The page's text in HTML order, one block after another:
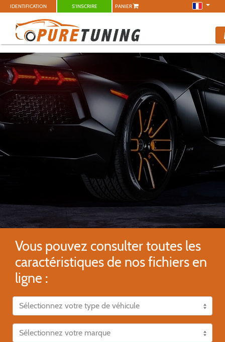
IDENTIFICATION S'INSCRIRE PANIER
Vous pouvez consulter toutes les
caractéristiques de nos fichiers en
ligne :